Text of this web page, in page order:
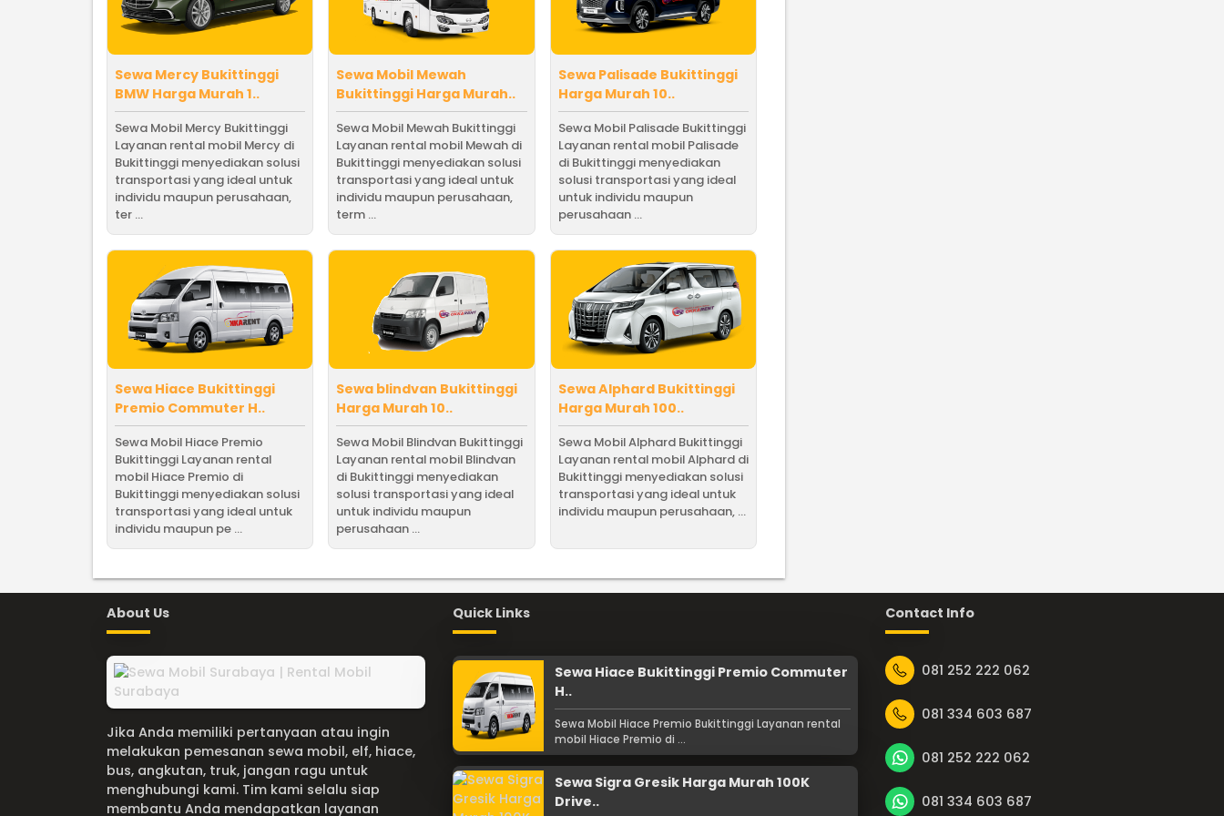
Sewa Mercy Bukittinggi
BMW Harga Murah 1..
Sewa Mobil Mercy Bukittinggi
Layanan rental mobil Mercy di
Bukittinggi menyediakan solusi
transportasi yang ideal untuk
individu maupun perusahaan,
ter ...
Sewa Mobil Mewah
Bukittinggi Harga Murah..
Sewa Mobil Mewah Bukittinggi
Layanan rental mobil Mewah di
Bukittinggi menyediakan solusi
transportasi yang ideal untuk
individu maupun perusahaan,
term ...
Sewa Palisade Bukittinggi
Harga Murah 10..
Sewa Mobil Palisade Bukittinggi
Layanan rental mobil Palisade
di Bukittinggi menyediakan
solusi transportasi yang ideal
untuk individu maupun
perusahaan ...
Sewa Hiace Bukittinggi
Premio Commuter H..
Sewa Mobil Hiace Premio
Bukittinggi Layanan rental
mobil Hiace Premio di
Bukittinggi menyediakan solusi
transportasi yang ideal untuk
individu maupun pe ...
Sewa blindvan Bukittinggi
Harga Murah 10..
Sewa Mobil Blindvan Bukittinggi
Layanan rental mobil Blindvan
di Bukittinggi menyediakan
solusi transportasi yang ideal
untuk individu maupun
perusahaan ...
Sewa Alphard Bukittinggi
Harga Murah 100..
Sewa Mobil Alphard Bukittinggi
Layanan rental mobil Alphard di
Bukittinggi menyediakan solusi
transportasi yang ideal untuk
individu maupun perusahaan, ...
About Us
Jika Anda memiliki pertanyaan atau ingin
melakukan pemesanan sewa mobil, elf, hiace,
bus, angkutan, truk, jangan ragu untuk
menghubungi kami. Tim kami selalu siap
membantu Anda mendapatkan layanan
Quick Links
Sewa Hiace Bukittinggi Premio Commuter
H..
Sewa Mobil Hiace Premio Bukittinggi Layanan rental
mobil Hiace Premio di ...
Sewa Sigra Gresik Harga Murah 100K
Drive..
Contact Info
081 252 222 062
081 334 603 687
081 252 222 062
081 334 603 687